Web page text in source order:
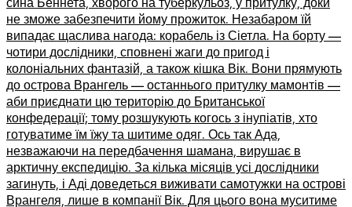
не зможе забезпечити йому прожиток. Незабаром їй
випадає щаслива нагода: корабель із Сіетла. На борту —
чотири дослідники, сповнені жаги до пригод і
колоніальних фантазій, а також кішка Вік. Вони прямують
до острова Врангель — останнього притулку мамонтів —
аби приєднати цю територію до Британської
конфедерації; тому розшукують когось з інупіатів, хто
готуватиме їм їжу та шитиме одяг. Ось так Ада,
незважаючи на передбачення шамана, вирушає в
арктичну експедицію. За кілька місяців усі дослідники
загинуть, і Аді доведеться виживати самотужки на острові
Врангеля, лише в компанії Вік. Для цього вона муситиме